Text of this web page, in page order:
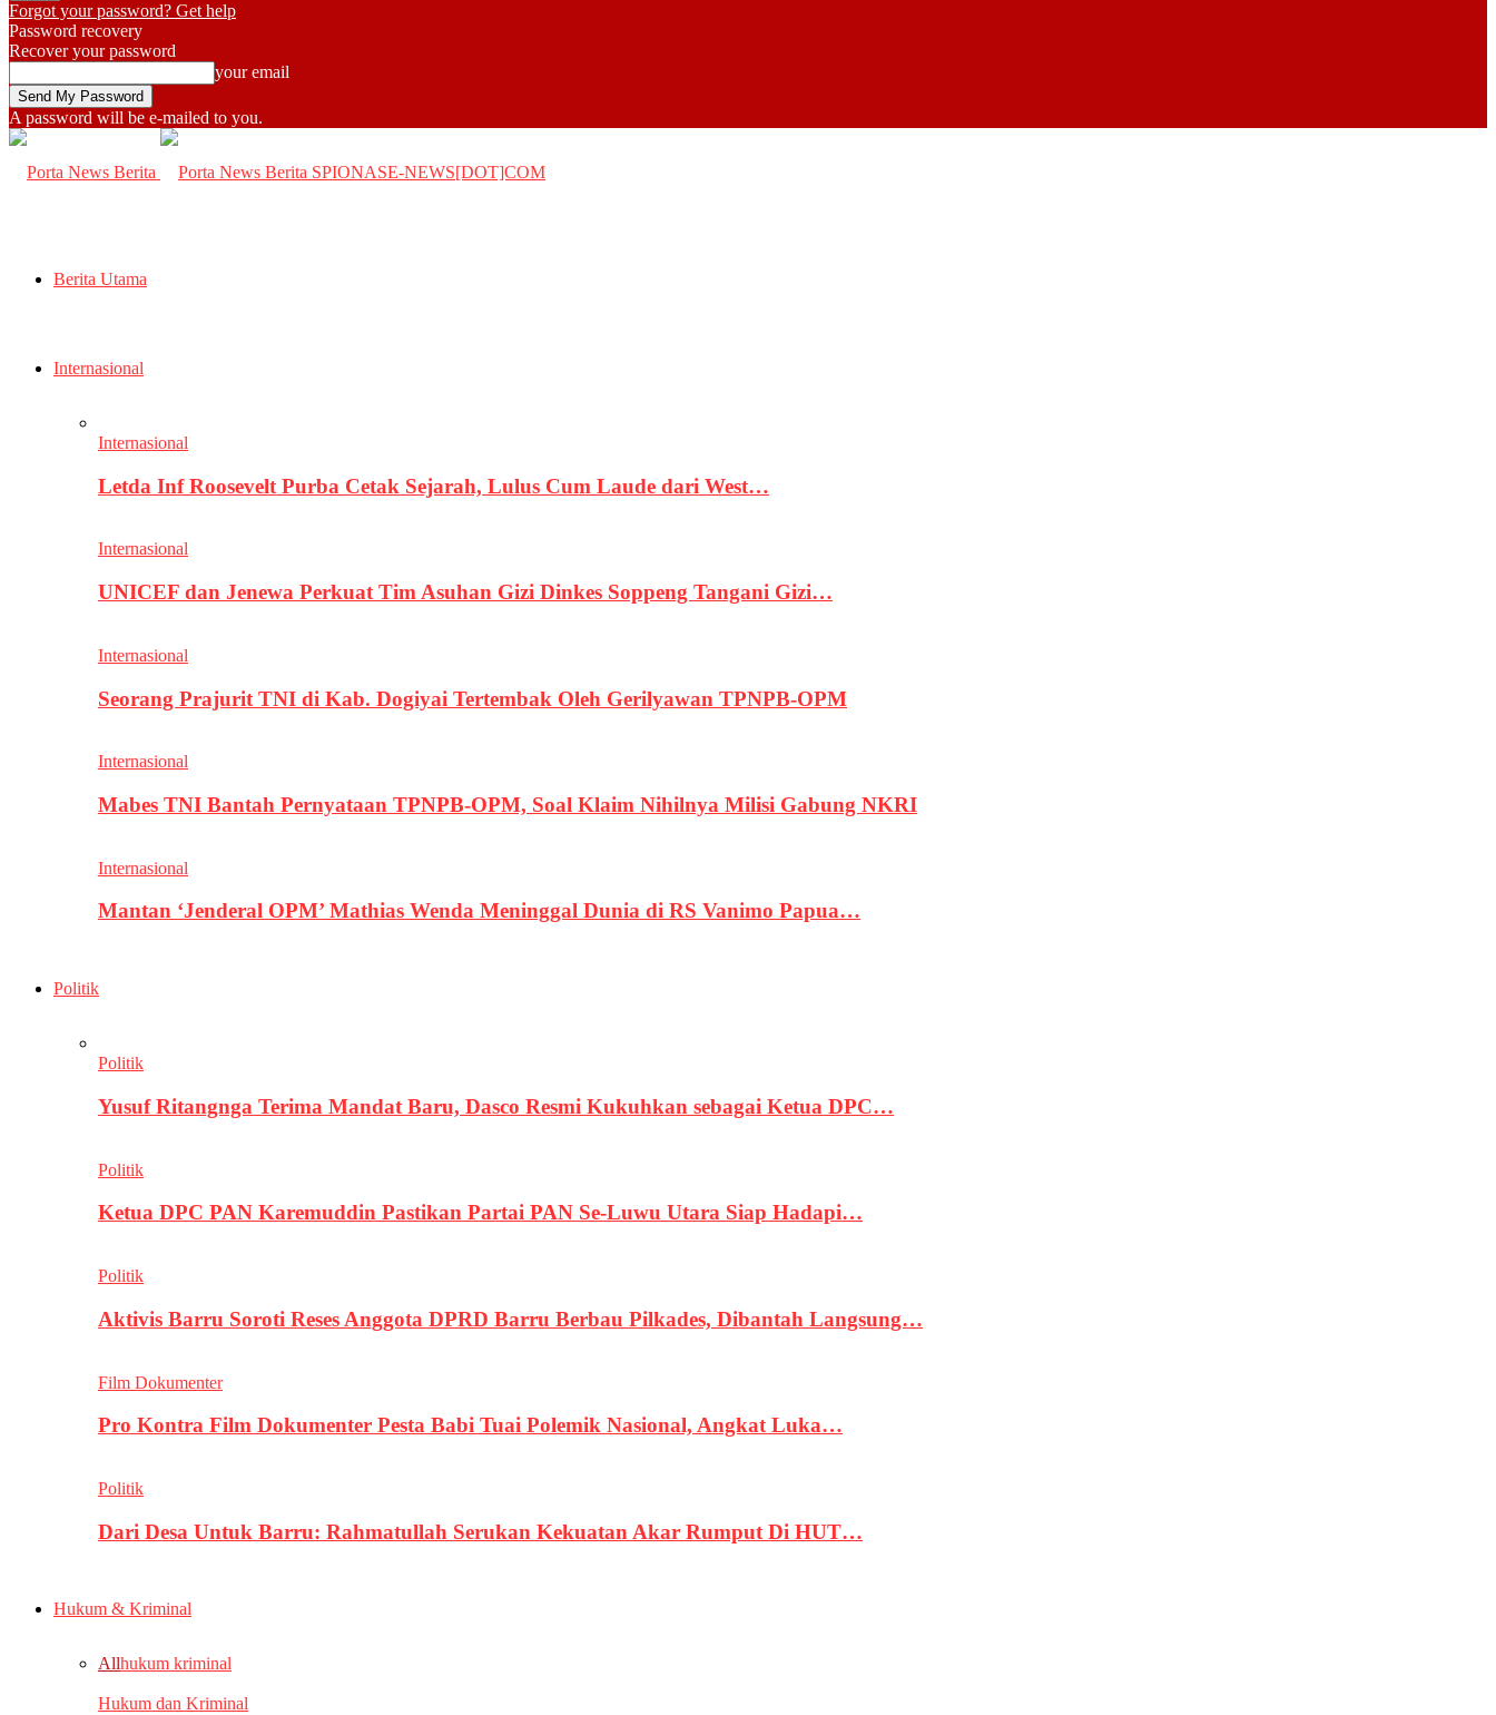
Forgot your password? Get help
Password recovery
Recover your password
your email
A password will be e-mailed to you.
SPIONASE-NEWS[DOT]COM
Berita Utama
Internasional
Internasional
Letda Inf Roosevelt Purba Cetak Sejarah, Lulus Cum Laude dari West…
Internasional
UNICEF dan Jenewa Perkuat Tim Asuhan Gizi Dinkes Soppeng Tangani Gizi…
Internasional
Seorang Prajurit TNI di Kab. Dogiyai Tertembak Oleh Gerilyawan TPNPB-OPM
Internasional
Mabes TNI Bantah Pernyataan TPNPB-OPM, Soal Klaim Nihilnya Milisi Gabung NKRI
Internasional
Mantan ‘Jenderal OPM’ Mathias Wenda Meninggal Dunia di RS Vanimo Papua…
Politik
Politik
Yusuf Ritangnga Terima Mandat Baru, Dasco Resmi Kukuhkan sebagai Ketua DPC…
Politik
Ketua DPC PAN Karemuddin Pastikan Partai PAN Se-Luwu Utara Siap Hadapi…
Politik
Aktivis Barru Soroti Reses Anggota DPRD Barru Berbau Pilkades, Dibantah Langsung…
Film Dokumenter
Pro Kontra Film Dokumenter Pesta Babi Tuai Polemik Nasional, Angkat Luka…
Politik
Dari Desa Untuk Barru: Rahmatullah Serukan Kekuatan Akar Rumput Di HUT…
Hukum & Kriminal
Allhukum kriminal
Hukum dan Kriminal